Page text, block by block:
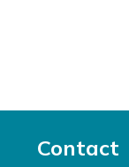
Contact